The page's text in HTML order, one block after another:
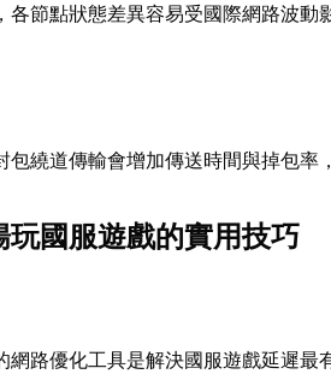
各節點狀態差異容易受國際網路波動
繞道傳輸會增加傳送時間與掉包率
國服遊戲的實用技巧
路優化工具是解決國服遊戲延遲最